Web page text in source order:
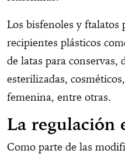
Los bisfenoles y ftalatos
recipientes plásticos
de latas para conservas,
esterilizadas,
femenina, entre otras.
La regulación
Como parte de las